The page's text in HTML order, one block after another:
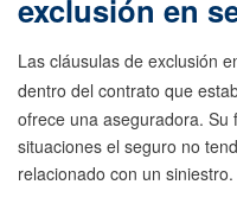
exclusión en
Las cláusulas de exclusión
dentro del contrato que
ofrece una aseguradora.
situaciones el seguro no
relacionado con un siniestro.